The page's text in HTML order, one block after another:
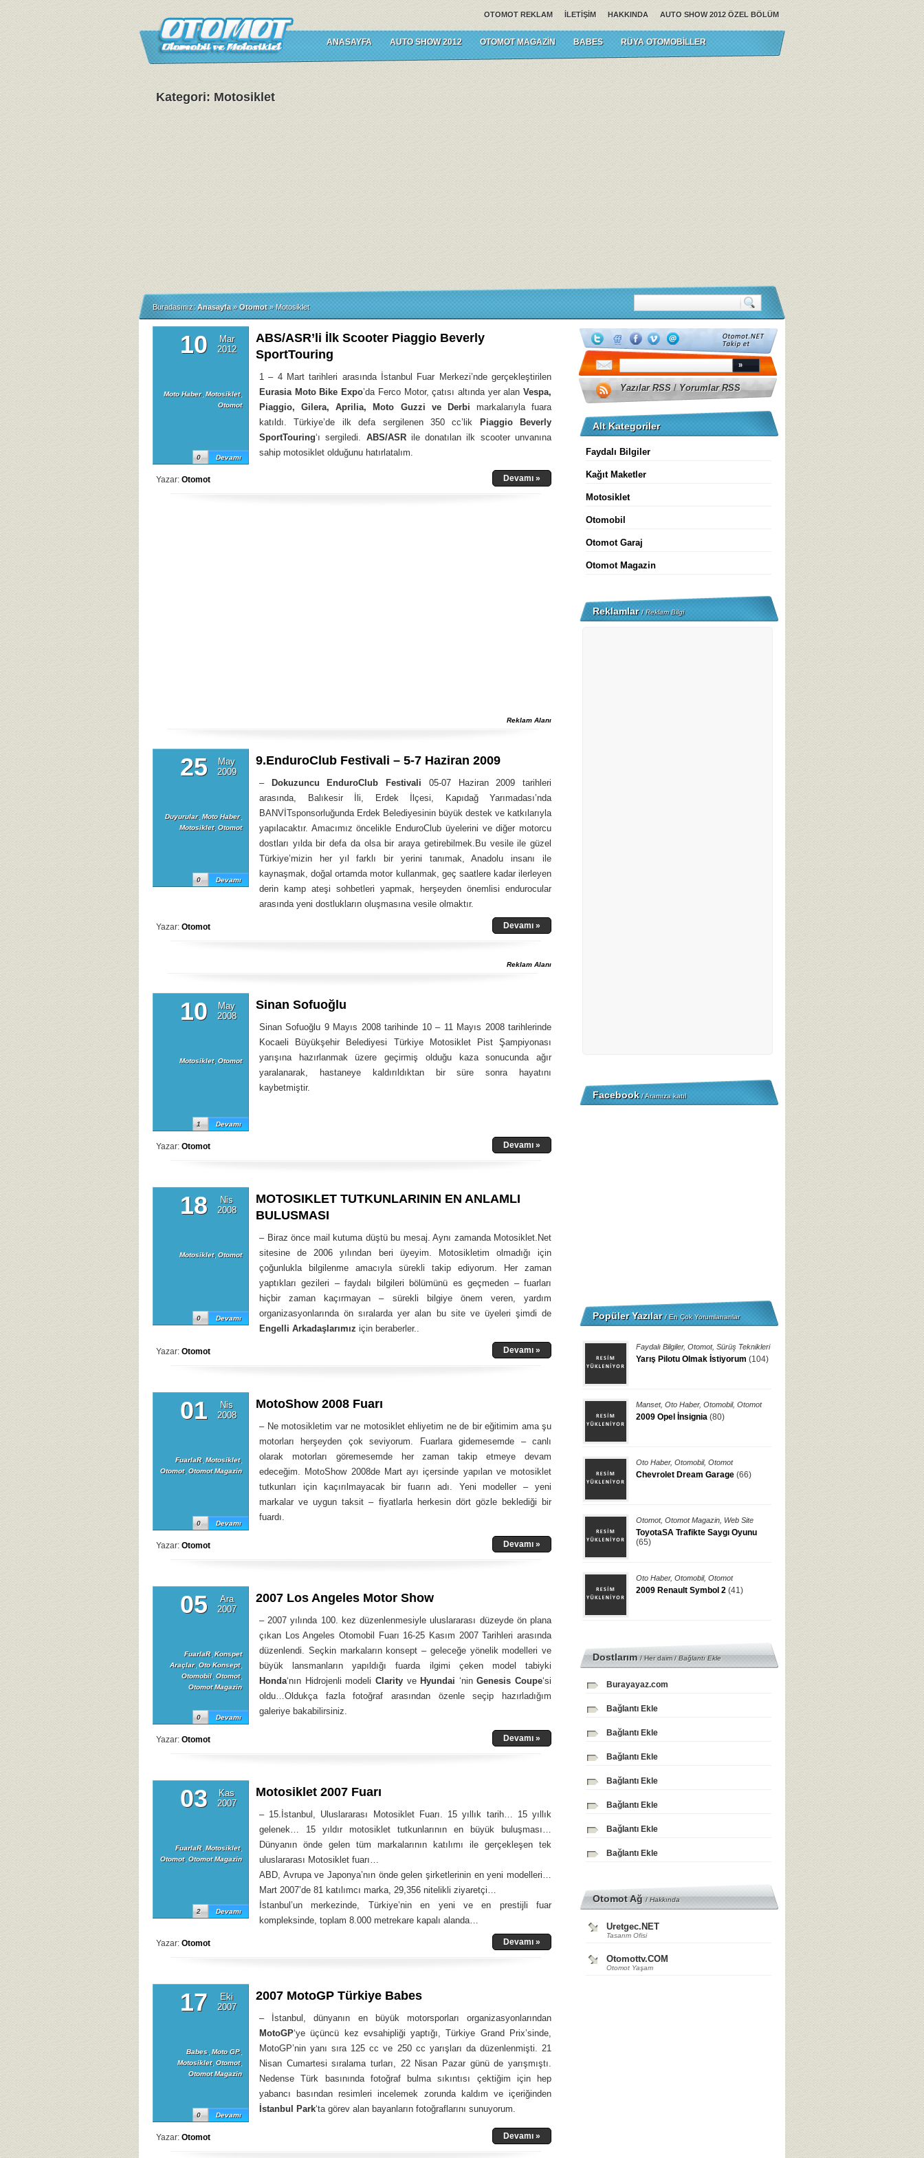
AUTO SHOW 2012 ÖZEL BÖLÜM
HAKKINDA
İLETIŞIM
OTOMOT REKLAM
ANASAYFA AUTO SHOW 2012 OTOMOT MAGAZIN BABES RÜYA OTOMOBILLER
Kategori: Motosiklet
Buradasınız: Anasayfa » Otomot » Motosiklet
10
Mar
2012
Moto Haber, Motosiklet,
Otomot
Devamı
0
ABS/ASR’li İlk Scooter Piaggio Beverly
SportTouring
1 – 4 Mart tarihleri arasında İstanbul Fuar Merkezi’nde gerçekleştirilen
Eurasia Moto Bike Expo’da Ferco Motor, çatısı altında yer alanVespa,
Piaggio, Gilera, Aprilia, Moto Guzzi ve Derbi markalarıyla fuara
katıldı. Türkiye’de ilk defa sergilenen 350 cc’lik
Piaggio Beverly
SportTouring‘ı sergiledi. ABS/ASRile donatılan ilk scooter unvanına
sahip motosiklet olduğunu hatırlatalım.
Yazar: Otomot Devamı »
Reklam Alanı
25
May
2009
Duyurular, Moto Haber,
Motosiklet, Otomot
Devamı
0
9.EnduroClub Festivali – 5-7 Haziran 2009
– Dokuzuncu EnduroClub Festivali 05-07 Haziran 2009 tarihleri
arasında, Balıkesir İli, Erdek İlçesi, Kapıdağ Yarımadası’nda
BANVİTsponsorluğunda Erdek Belediyesinin büyük destek ve katkılarıyla
yapılacaktır. Amacımız öncelikle EnduroClub üyelerini ve diğer motorcu
dostları yılda bir defa da olsa bir araya getirebilmek.Bu vesile ile güzel
Türkiye’mizin her yıl farklı bir yerini tanımak, Anadolu insanı ile
kaynaşmak, doğal ortamda motor kullanmak, geç saatlere kadar ilerleyen
derin kamp ateşi sohbetleri yapmak, herşeyden önemlisi endurocular
arasında yeni dostlukların oluşmasına vesile olmaktır.
Yazar: Otomot Devamı »
Reklam Alanı
10
May
2008
Motosiklet, Otomot
Devamı
1
Sinan Sofuoğlu
Sinan Sofuoğlu 9 Mayıs 2008 tarihinde 10 – 11 Mayıs 2008 tarihlerinde
Kocaeli Büyükşehir Belediyesi Türkiye Motosiklet Pist Şampiyonası
yarışına hazırlanmak üzere geçirmiş olduğu kaza sonucunda ağır
yaralanarak, hastaneye kaldırıldıktan bir süre sonra hayatını
kaybetmiştir.
Yazar: Otomot Devamı »
18
Nis
2008
Motosiklet, Otomot
Devamı
0
MOTOSIKLET TUTKUNLARININ EN ANLAMLI
BULUSMASI
– Biraz önce mail kutuma düştü bu mesaj. Aynı zamanda Motosiklet.Net
sitesine de 2006 yılından beri üyeyim. Motosikletim olmadığı için
çoğunlukla bilgilenme amacıyla sürekli takip ediyorum. Her zaman
yaptıkları gezileri – faydalı bilgileri bölümünü es geçmeden – fuarları
hiçbir zaman kaçırmayan – sürekli bilgiye önem veren, yardım
organizasyonlarında ön sıralarda yer alan bu site ve üyeleri şimdi de
Engelli Arkadaşlarımız için beraberler..
Yazar: Otomot Devamı »
01
Nis
2008
FuarlaR, Motosiklet,
Otomot, Otomot Magazin
Devamı
0
MotoShow 2008 Fuarı
– Ne motosikletim var ne motosiklet ehliyetim ne de bir eğitimim ama şu
motorları herşeyden çok seviyorum. Fuarlara gidemesemde – canlı
olarak motorları göremesemde her zaman takip etmeye devam
edeceğim. MotoShow 2008de Mart ayı içersinde yapılan ve motosiklet
tutkunları için kaçırılmayacak bir fuarın adı. Yeni modeller – yeni
markalar ve uygun taksit – fiyatlarla herkesin dört gözle beklediği bir
fuardı.
Yazar: Otomot Devamı »
05
Ara
2007
FuarlaR, Konspet
Araçlar, Oto Konsept,
Otomobil, Otomot,
Otomot Magazin
Devamı
0
2007 Los Angeles Motor Show
– 2007 yılında 100. kez düzenlenmesiyle uluslararası düzeyde ön plana
çıkan Los Angeles Otomobil Fuarı 16-25 Kasım 2007 Tarihleri arasında
düzenlendi. Seçkin markaların konsept – geleceğe yönelik modelleri ve
büyük lansmanların yapıldığı fuarda ilgimi çeken model tabiyki
Honda‘nın Hidrojenli modeli Clarityve Hyundai ‘ninGenesis Coupe‘si
oldu…Oldukça fazla fotoğraf arasından özenle seçip hazırladığım
galeriye bakabilirsiniz.
Yazar: Otomot Devamı »
03
Kas
2007
FuarlaR, Motosiklet,
Otomot, Otomot Magazin
Devamı
2
Motosiklet 2007 Fuarı
– 15.İstanbul, Uluslararası Motosiklet Fuarı. 15 yıllık tarih… 15 yıllık
gelenek… 15 yıldır motosiklet tutkunlarının en büyük buluşması…
Dünyanın önde gelen tüm markalarının katılımı ile gerçekleşen tek
uluslararası Motosiklet fuarı…
ABD, Avrupa ve Japonya’nın önde gelen şirketlerinin en yeni modelleri…
Mart 2007’de 81 katılımcı marka, 29,356 nitelikli ziyaretçi…
İstanbul’un merkezinde, Türkiye’nin en yeni ve en prestijli fuar
kompleksinde, toplam 8.000 metrekare kapalı alanda…
Yazar: Otomot Devamı »
17
Eki
2007
Babes Moto GP,
Motosiklet, Otomot,
Otomot Magazin
Devamı
0
2007 MotoGP Türkiye Babes
– İstanbul, dünyanın en büyük motorsporları organizasyonlarından
MotoGP‘ye üçüncü kez evsahipliği yaptığı, Türkiye Grand Prix’sinde,
MotoGP’nin yanı sıra 125 cc ve 250 cc yarışları da düzenlenmişti. 21
Nisan Cumartesi sıralama turları, 22 Nisan Pazar günü de yarışmıştı.
Nedense Türk basınında fotoğraf bulma sıkıntısı çektiğim için hep
yabancı basından resimleri incelemek zorunda kaldım ve içeriğinden
İstanbul Park‘ta görev alan bayanların fotoğraflarını sunuyorum.
Yazar: Otomot Devamı »
Yazılar RSS/Yorumlar RSS
Alt Kategoriler
Faydalı Bilgiler
Kağıt Maketler
Motosiklet
Otomobil
Otomot Garaj
Otomot Magazin
Reklamlar/Reklam Bilgi
Facebook/ Aramıza katıl
Popüler Yazılar/ En Çok Yorumlananlar
Faydalı Bilgiler, Otomot, Sürüş Teknikleri
Yarış Pilotu Olmak İstiyorum (104)
Manset, Oto Haber, Otomobil, Otomot
2009 Opel İnsignia (80)
Oto Haber, Otomobil, Otomot
Chevrolet Dream Garage (66)
Otomot, Otomot Magazin Web Site
ToyotaSA Trafikte Saygı Oyunu
(65)
Oto Haber, Otomobil, Otomot
2009 Renault Symbol 2 (41)
Dostlarım/ Her daim /Bağlantı Ekle
Burayayaz.com
Bağlantı Ekle
Bağlantı Ekle
Bağlantı Ekle
Bağlantı Ekle
Bağlantı Ekle
Bağlantı Ekle
Bağlantı Ekle
Otomot Ağ/Hakkında
Uretgec.NET
Tasarım Ofisi
Otomottv.COM
Otomot Yaşam